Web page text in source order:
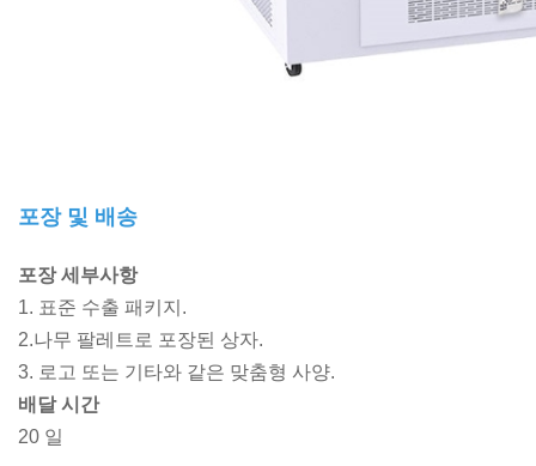
포장 및 배송
포장 세부사항
1. 표준 수출 패키지.
2.나무 팔레트로 포장된 상자.
3. 로고 또는 기타와 같은 맞춤형 사양.
배달 시간
20 일